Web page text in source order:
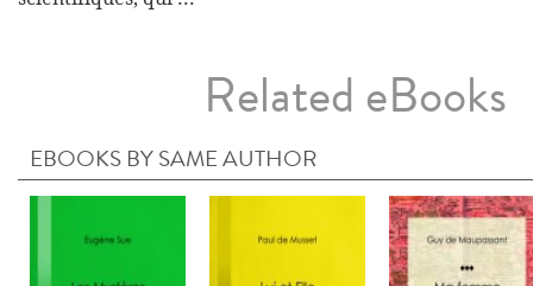
Related eBooks
EBOOKS BY SAME AUTHOR